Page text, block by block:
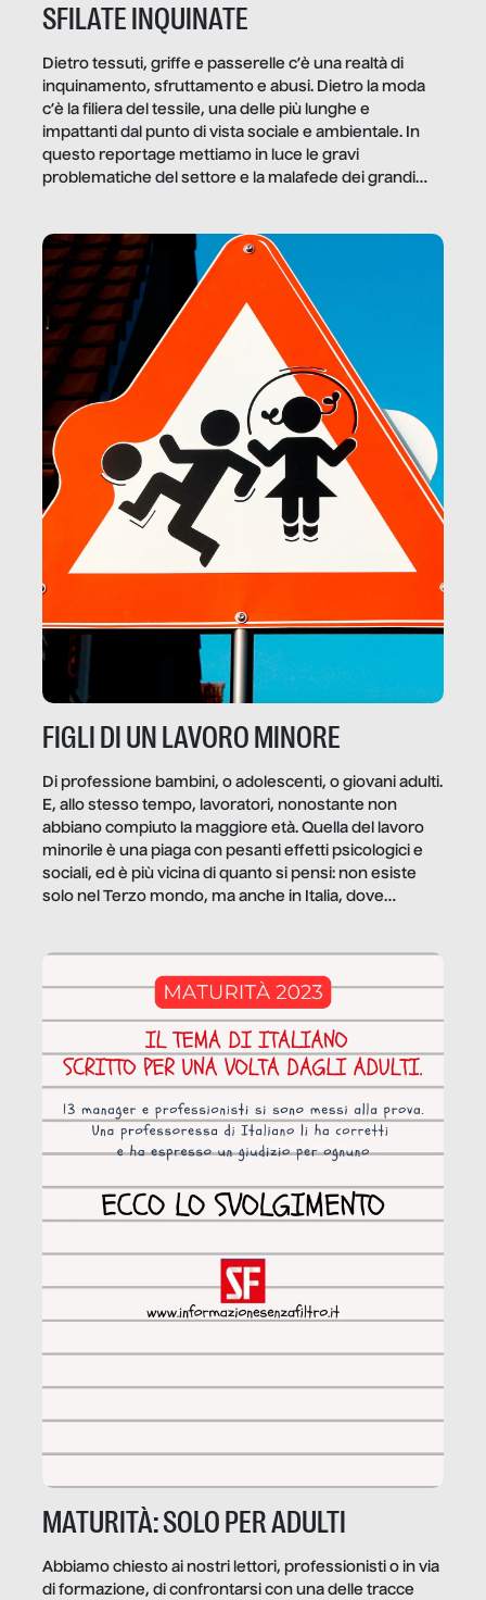
SFILATE INQUINATE
Dietro tessuti, griffe e passerelle c’è una realtà di
inquinamento, sfruttamento e abusi. Dietro la moda
c’è la filiera del tessile, una delle più lunghe e
impattanti dal punto di vista sociale e ambientale. In
questo reportage mettiamo in luce le gravi
problematiche del settore e la malafede dei grandi
FIGLI DI UN LAVORO MINORE
Di professione bambini, o adolescenti, o giovani adulti.
E, allo stesso tempo, lavoratori, nonostante non
abbiano compiuto la maggiore età. Quella del lavoro
minorile è una piaga con pesanti effetti psicologici e
sociali, ed è più vicina di quanto si pensi: non esiste
solo nel Terzo mondo, ma anche in Italia, dove
MATURITÀ: SOLO PER ADULTI
Abbiamo chiesto ai nostri lettori, professionisti o in via
di formazione, di confrontarsi con una delle tracce